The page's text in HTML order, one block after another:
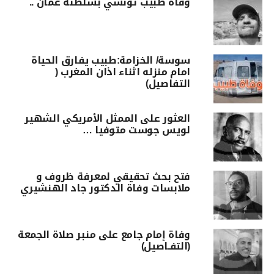
سوسة/ الخزامة:طبيب يفارق الحياة
امام منزله اثناء اذان المغرب (
التفاصيل)
العثور على الممثل الأمريكي الشهير
لويس جوست متوفيا …
فتح بحث تحقيقي لمعرفة ظروف و
ملابسات وفاة الدكتور جاد الهنشيري
وفاة إمام جامع على منبر صلاة الجمعة
(التفـاصيل)